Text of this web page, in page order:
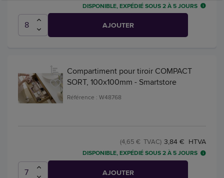
DISPONIBLE, EXPÉDIÉ SOUS 2 À 5 JOURS
AJOUTER
Compartiment pour tiroir COMPACT
SORT, 100x100mm - Smartstore
Référence : W48768
3,84 € HTVA
(4,65 € TVAC)
DISPONIBLE, EXPÉDIÉ SOUS 2 À 5 JOURS
AJOUTER